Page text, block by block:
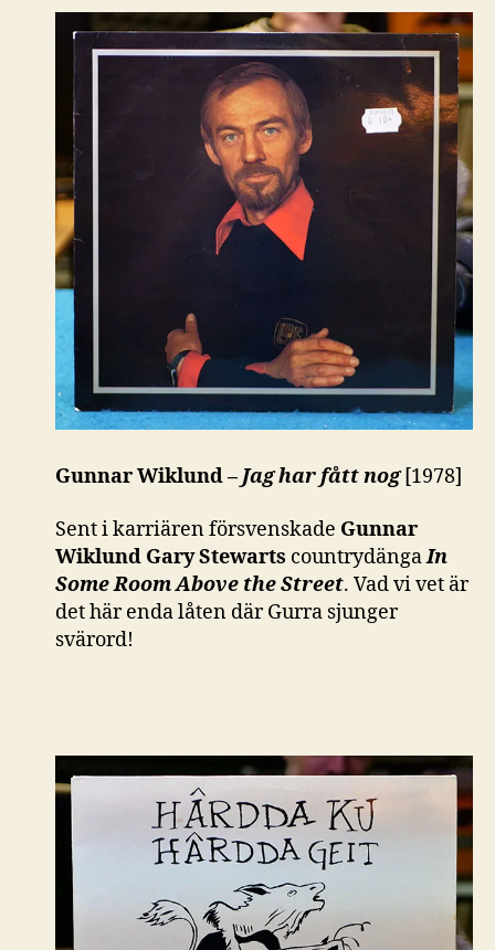
Gunnar Wiklund – Jag har fått nog [1978]
Sent i karriären försvenskade Gunnar
Wiklund Gary Stewarts countrydängaIn
Some Room Above the Street. Vad vi vet är
det här enda låten där Gurra sjunger
svärord!